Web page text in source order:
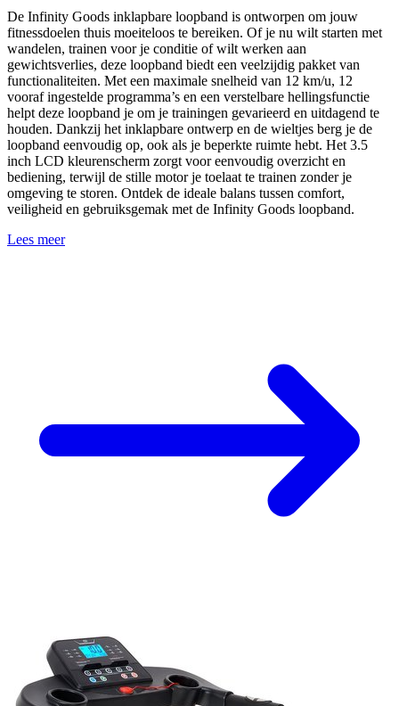
De Infinity Goods inklapbare loopband is ontworpen om jouw
fitnessdoelen thuis moeiteloos te bereiken. Of je nu wilt starten met
wandelen, trainen voor je conditie of wilt werken aan
gewichtsverlies, deze loopband biedt een veelzijdig pakket van
functionaliteiten. Met een maximale snelheid van 12 km/u, 12
vooraf ingestelde programma’s en een verstelbare hellingsfunctie
helpt deze loopband je om je trainingen gevarieerd en uitdagend te
houden. Dankzij het inklapbare ontwerp en de wieltjes berg je de
loopband eenvoudig op, ook als je beperkte ruimte hebt. Het 3.5
inch LCD kleurenscherm zorgt voor eenvoudig overzicht en
bediening, terwijl de stille motor je toelaat te trainen zonder je
omgeving te storen. Ontdek de ideale balans tussen comfort,
veiligheid en gebruiksgemak met de Infinity Goods loopband.
Lees meer